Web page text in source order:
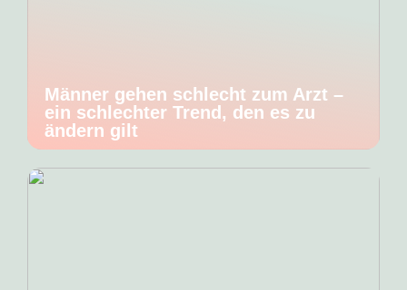
Männer gehen schlecht zum Arzt –
ein schlechter Trend, den es zu
ändern gilt